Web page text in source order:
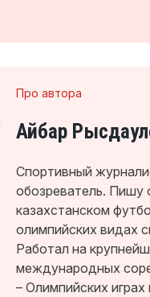
Про автора
Айбар
Спортивный
обозреватель. Пишу
казахстанском
олимпийских видах
Работал на
международных
– Олимпийских играх